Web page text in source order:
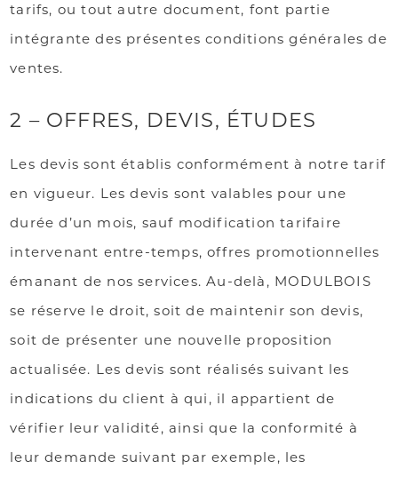
tarifs, ou tout autre document, font partie
intégrante des présentes conditions générales de
ventes.
2 – OFFRES, DEVIS, ÉTUDES
Les devis sont établis conformément à notre tarif
en vigueur. Les devis sont valables pour une
durée d’un mois, sauf modification tarifaire
intervenant entre-temps, offres promotionnelles
émanant de nos services. Au-delà, MODULBOIS
se réserve le droit, soit de maintenir son devis,
soit de présenter une nouvelle proposition
actualisée. Les devis sont réalisés suivant les
indications du client à qui, il appartient de
vérifier leur validité, ainsi que la conformité à
leur demande suivant par exemple, les